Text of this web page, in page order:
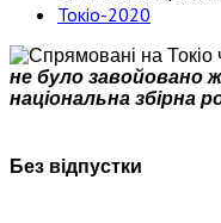
Токіо-2020
не було завойовано
національна збірна
Без відпустки